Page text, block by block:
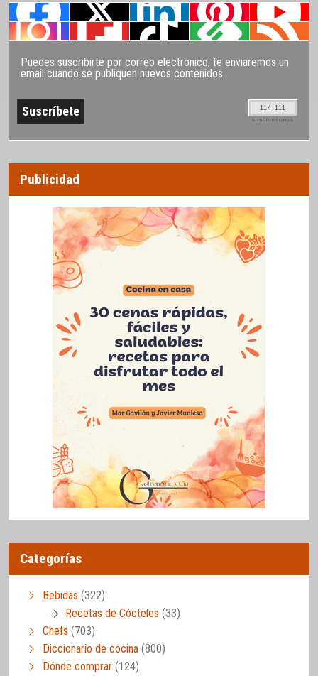
Puedes suscribirte por correo electrónico, te enviaremos un
email cuando se publiquen nuevos contenidos
114.111
SUSCRIPTORES
Publicidad
Categorías
Bebidas (322)
Recetas de Cócteles (33)
Chefs (703)
Diccionario de cocina (800)
Dónde comprar (124)